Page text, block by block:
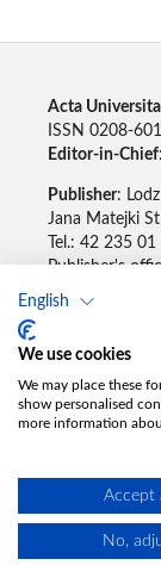
English
We use cookies
We may place these
show personalised
more information
Accept
No,
Acta
ISSN 0208-
Editor-in-Chief
Publisher:
Jana Matejki
Tel.: 42 235
Publisher's
Accesibility